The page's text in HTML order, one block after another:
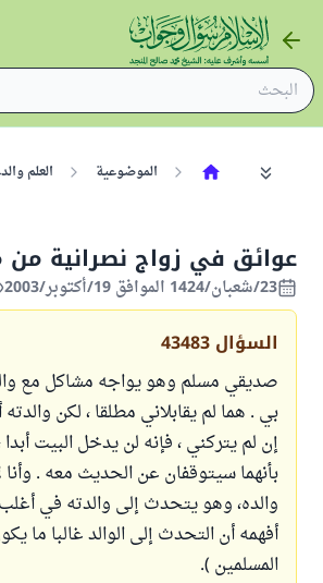
الموضوعية العلم
عوائق في زواج نصرانية
23/شعبان/1424 الموافق 19/أكتوبر/2003
السؤال 43483
صديقي مسلم وهو يواجه مشاكل مع
بي . هما لم يقابلاني مطلقا ، لكن والدته
إن لم يتركني ، فإنه لن يدخل البيت
بأنهما سيتوقفان عن الحديث معه .
والده، وهو يتحدث إلى والدته في
أفهمه أن التحدث إلى الوالد غالبا ما
المسلمين ).